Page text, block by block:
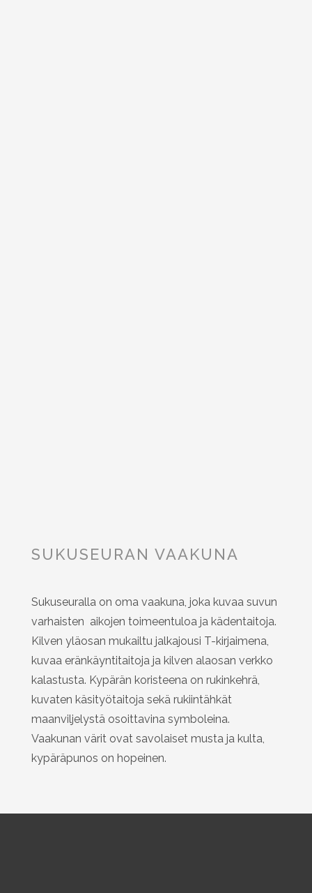
SUKUSEURAN VAAKUNA
Sukuseuralla on oma vaakuna, joka kuvaa suvun
varhaisten aikojen toimeentuloa ja kädentaitoja.
Kilven yläosan mukailtu jalkajousi T-kirjaimena,
kuvaa eränkäyntitaitoja ja kilven alaosan verkko
kalastusta. Kypärän koristeena on rukinkehrä,
kuvaten käsityötaitoja sekä rukiintähkät
maanviljelystä osoittavina symboleina.
Vaakunan värit ovat savolaiset musta ja kulta,
kypäräpunos on hopeinen.